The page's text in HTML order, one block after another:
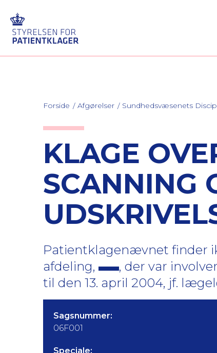
Forside Afgørelser Sundhedsvæsenets
KLAGE
SCANNING
Patientklagenævnet finder
afdeling,
, der var
til den 13. april 2004, jf.
Sagsnummer:
06F001
Speciale: